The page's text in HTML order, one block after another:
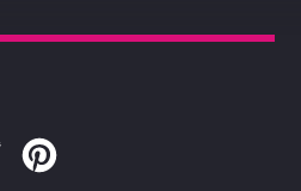
Twitter